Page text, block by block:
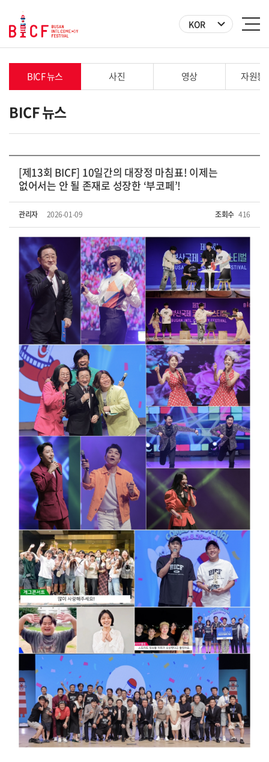
KOR
BICF 뉴스 사진 영상 자원봉
BICF 뉴스
[제13회 BICF] 10일간의 대장정 마침표! 이제는
없어서는 안 될 존재로 성장한 ‘부코페’!
관리자 2026-01-09 조회수 416